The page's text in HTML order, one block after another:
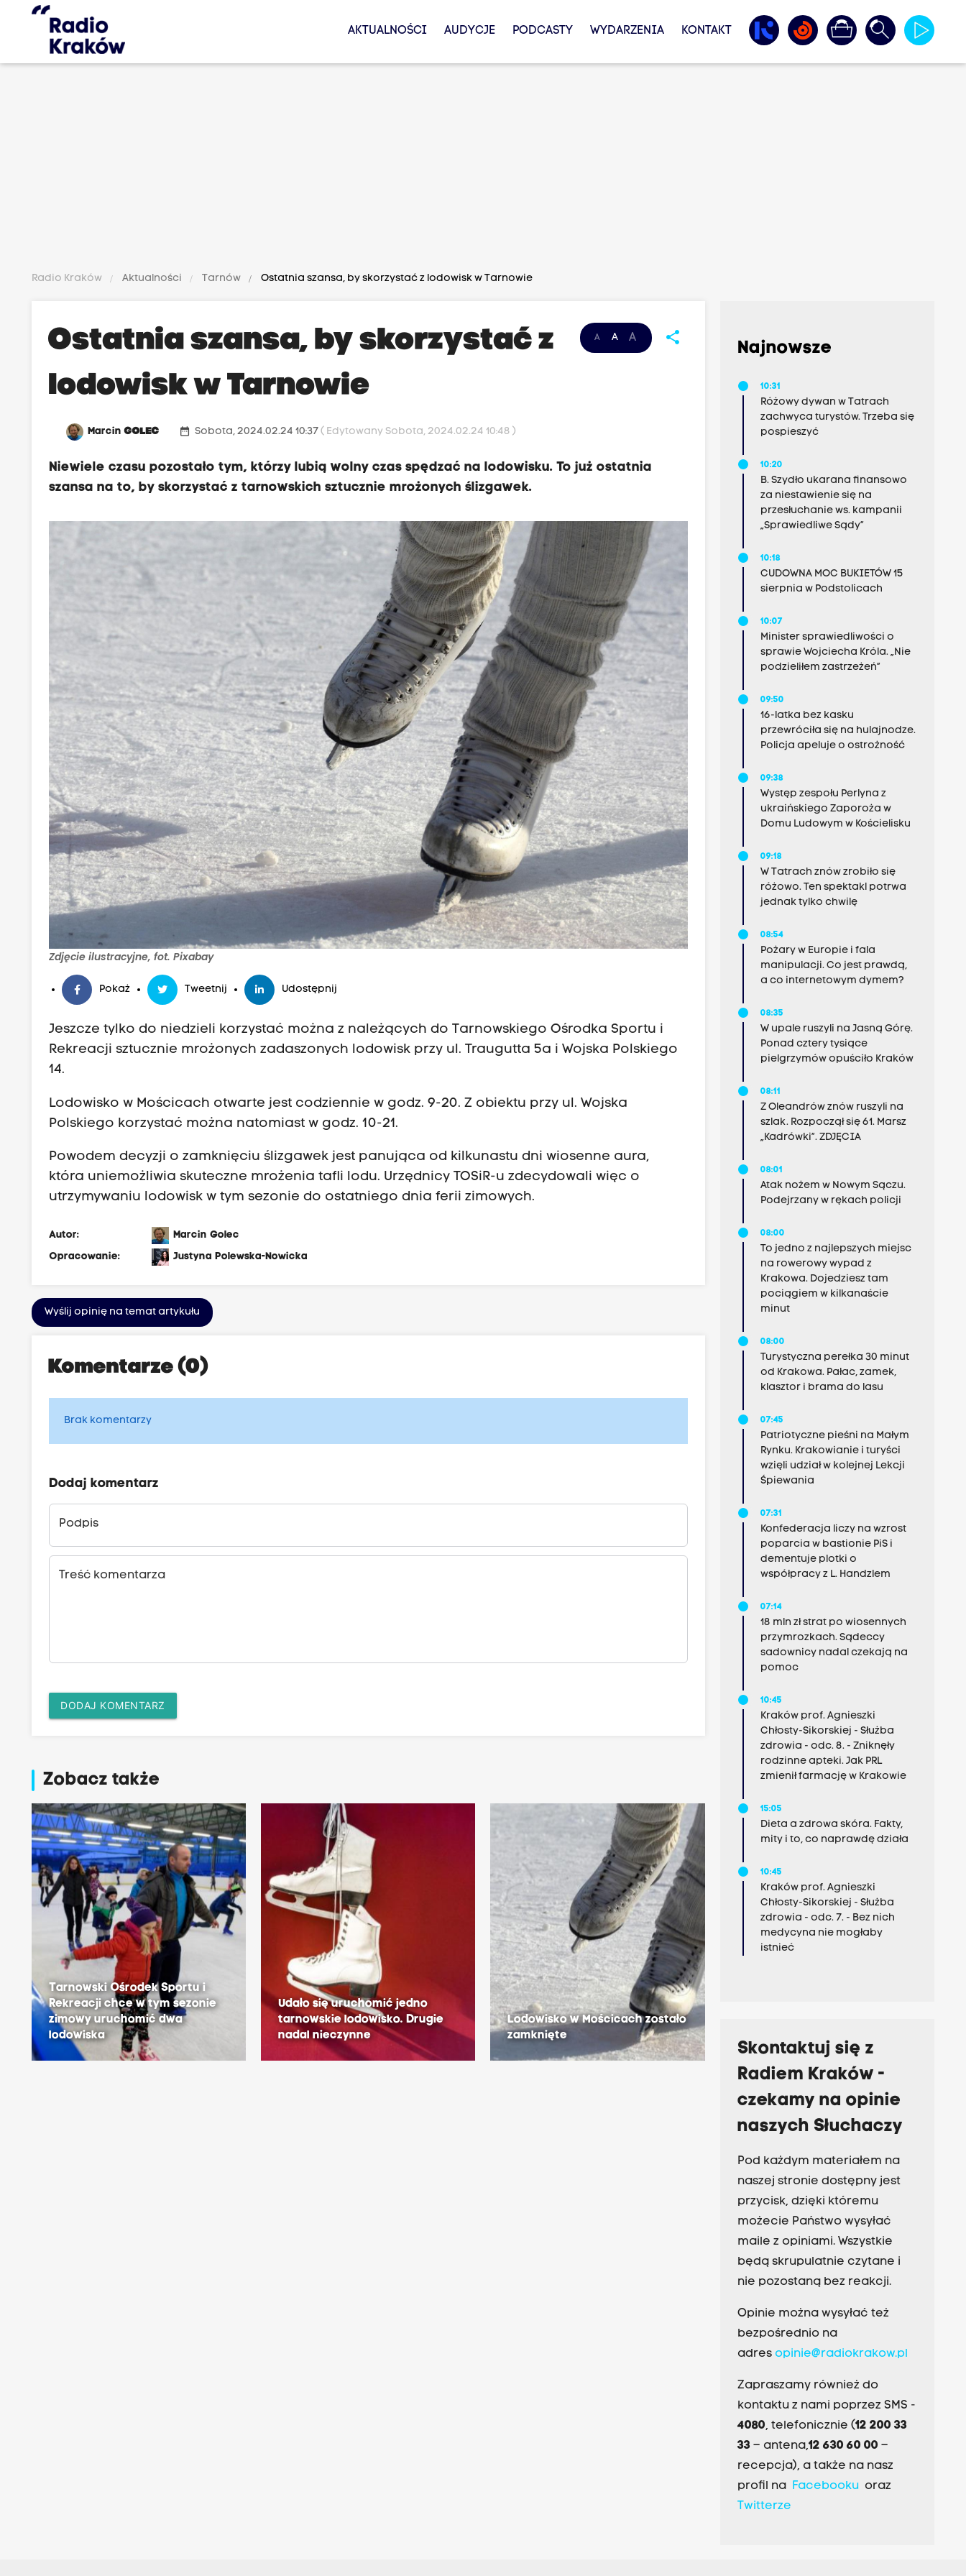
AKTUALNOŚCI AUDYCJE PODCASTY WYDARZENIA KONTAKT
Radio Kraków Aktualności Tarnów Ostatnia szansa, by skorzystać z lodowisk w Tarnowie
A A A share
Ostatnia szansa, by skorzystać z
lodowisk w Tarnowie
MarcinGOLEC date_range Sobota, 2024.02.24 10:37( Edytowany Sobota, 2024.02.24 10:48 )
Niewiele czasu pozostało tym, którzy lubią wolny czas spędzać na lodowisku. To już ostatnia
szansa na to, by skorzystać z tarnowskich sztucznie mrożonych ślizgawek.
Zdjęcie ilustracyjne, fot. Pixabay
Pokaż Tweetnij Udostępnij
Jeszcze tylko do niedzieli korzystać można z należących do Tarnowskiego Ośrodka Sportu i
Rekreacji sztucznie mrożonych zadaszonych lodowisk przy ul. Traugutta 5a i Wojska Polskiego
14.
Lodowisko w Mościcach otwarte jest codziennie w godz. 9-20. Z obiektu przy ul. Wojska
Polskiego korzystać można natomiast w godz. 10-21.
Powodem decyzji o zamknięciu ślizgawek jest panująca od kilkunastu dni wiosenne aura,
która uniemożliwia skuteczne mrożenia tafli lodu. Urzędnicy TOSiR-u zdecydowali więc o
utrzymywaniu lodowisk w tym sezonie do ostatniego dnia ferii zimowych.
Autor:
Marcin Golec
Opracowanie:
Justyna Polewska-Nowicka
Wyślij opinię na temat artykułu
Komentarze (0)
Brak komentarzy
Dodaj komentarz
Podpis
Treść komentarza
DODAJ KOMENTARZ
Zobacz także
Tarnowski Ośrodek Sportu i
Rekreacji chce w tym sezonie
zimowy uruchomić dwa
lodowiska
Udało się uruchomić jedno
tarnowskie lodowisko. Drugie
nadal nieczynne
Lodowisko w Mościcach zostało
zamknięte
Najnowsze
10:31
Różowy dywan w Tatrach
zachwyca turystów. Trzeba się
pospieszyć
10:20
B. Szydło ukarana finansowo
za niestawienie się na
przesłuchanie ws. kampanii
„Sprawiedliwe Sądy”
10:18
CUDOWNA MOC BUKIETÓW 15
sierpnia w Podstolicach
10:07
Minister sprawiedliwości o
sprawie Wojciecha Króla. „Nie
podzieliłem zastrzeżeń”
09:50
16-latka bez kasku
przewróciła się na hulajnodze.
Policja apeluje o ostrożność
09:38
Występ zespołu Perlyna z
ukraińskiego Zaporoża w
Domu Ludowym w Kościelisku
09:18
W Tatrach znów zrobiło się
różowo. Ten spektakl potrwa
jednak tylko chwilę
08:54
Pożary w Europie i fala
manipulacji. Co jest prawdą,
a co internetowym dymem?
08:35
W upale ruszyli na Jasną Górę.
Ponad cztery tysiące
pielgrzymów opuściło Kraków
08:11
Z Oleandrów znów ruszyli na
szlak. Rozpoczął się 61. Marsz
„Kadrówki”. ZDJĘCIA
08:01
Atak nożem w Nowym Sączu.
Podejrzany w rękach policji
08:00
To jedno z najlepszych miejsc
na rowerowy wypad z
Krakowa. Dojedziesz tam
pociągiem w kilkanaście
minut
08:00
Turystyczna perełka 30 minut
od Krakowa. Pałac, zamek,
klasztor i brama do lasu
07:45
Patriotyczne pieśni na Małym
Rynku. Krakowianie i turyści
wzięli udział w kolejnej Lekcji
Śpiewania
07:31
Konfederacja liczy na wzrost
poparcia w bastionie PiS i
dementuje plotki o
współpracy z L. Handzlem
07:14
18 mln zł strat po wiosennych
przymrozkach. Sądeccy
sadownicy nadal czekają na
pomoc
10:45
Kraków prof. Agnieszki
Chłosty-Sikorskiej - Służba
zdrowia - odc. 8. - Zniknęły
rodzinne apteki. Jak PRL
zmienił farmację w Krakowie
15:05
Dieta a zdrowa skóra. Fakty,
mity i to, co naprawdę działa
10:45
Kraków prof. Agnieszki
Chłosty-Sikorskiej - Służba
zdrowia - odc. 7. - Bez nich
medycyna nie mogłaby
istnieć
Skontaktuj się z
Radiem Kraków -
czekamy na opinie
naszych Słuchaczy
Pod każdym materiałem na
naszej stronie dostępny jest
przycisk, dzięki któremu
możecie Państwo wysyłać
maile z opiniami. Wszystkie
będą skrupulatnie czytane i
nie pozostaną bez reakcji.
Opinie można wysyłać też
bezpośrednio na
adres opinie@radiokrakow.pl
Zapraszamy również do
kontaktu z nami poprzez SMS -
4080, telefonicznie (12 200 33
33– antena,12 630 60 00 –
recepcja), a także na nasz
profil na Facebookuoraz
Twitterze